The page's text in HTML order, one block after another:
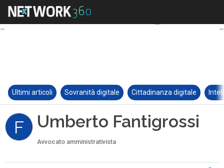
Ultimi articoli Sovranità digitale Cittadinanza digitale
F Umberto Fantigrossi
Avvocato amministrativista